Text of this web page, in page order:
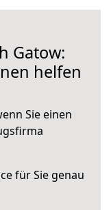
Gatow:
helfen
Sie einen
für Sie genau